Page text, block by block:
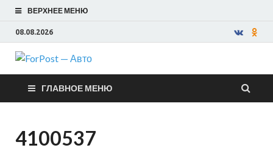
ВЕРХНЕЕ МЕНЮ
08.08.2026
ForPost —
Авто
ГЛАВНОЕ МЕНЮ
4100537